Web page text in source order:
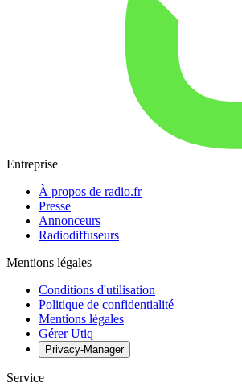
Entreprise
À propos de radio.fr
Presse
Annonceurs
Radiodiffuseurs
Mentions légales
Conditions d'utilisation
Politique de confidentialité
Mentions légales
Gérer Utiq
Privacy-Manager
Service